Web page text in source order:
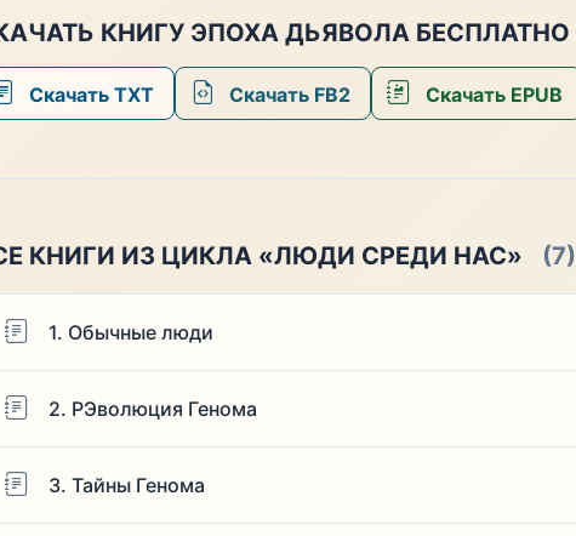
КНИГУ ЭПОХА ДЬЯВОЛА БЕСПЛАТНО
Скачать TXT Скачать FB2 Скачать EPUB
КНИГИ ИЗ ЦИКЛА «ЛЮДИ СРЕДИ НАС» (7)
1. Обычные люди
2. РЭволюция Генома
3. Тайны Генома